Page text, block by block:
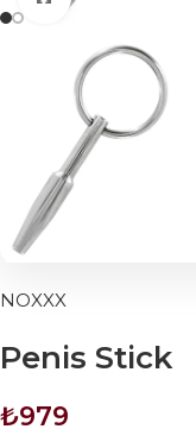
NOXXX
Penis Stick
₺979